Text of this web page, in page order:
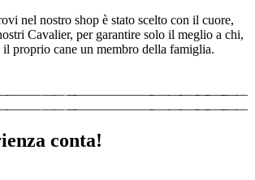
nel nostro shop è stato scelto con il cuore,
Cavalier, per garantire solo il meglio a chi,
il proprio cane un membro della famiglia.
conta!